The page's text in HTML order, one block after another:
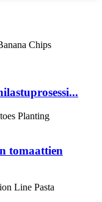
tomaattien